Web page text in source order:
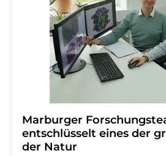
Marburger
entschlüsselt eines der
der Natur